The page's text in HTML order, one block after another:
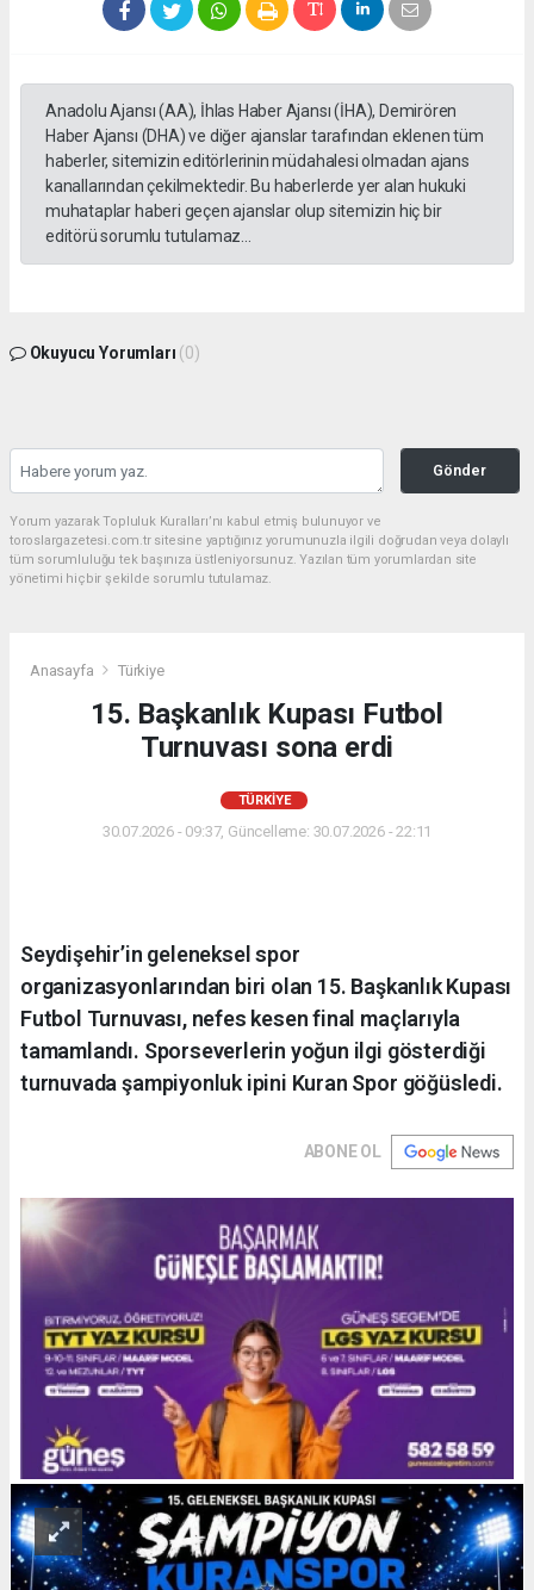
Anadolu Ajansı (AA), İhlas Haber Ajansı (İHA), Demirören
Haber Ajansı (DHA) ve diğer ajanslar tarafından eklenen tüm
haberler, sitemizin editörlerinin müdahalesi olmadan ajans
kanallarından çekilmektedir. Bu haberlerde yer alan hukuki
muhataplar haberi geçen ajanslar olup sitemizin hiç bir
editörü sorumlu tutulamaz...
Okuyucu Yorumları (0)
Gönder
Yorum yazarak Topluluk Kuralları’nı kabul etmiş bulunuyor ve
toroslargazetesi.com.tr sitesine yaptığınız yorumunuzla ilgili doğrudan veya dolaylı
tüm sorumluluğu tek başınıza üstleniyorsunuz. Yazılan tüm yorumlardan site
yönetimi hiçbir şekilde sorumlu tutulamaz.
Anasayfa Türkiye
15. Başkanlık Kupası Futbol
Turnuvası sona erdi
TÜRKIYE
30.07.2026 - 09:37, Güncelleme: 30.07.2026 - 22:11
Seydişehir’in geleneksel spor
organizasyonlarından biri olan 15. Başkanlık Kupası
Futbol Turnuvası, nefes kesen final maçlarıyla
tamamlandı. Sporseverlerin yoğun ilgi gösterdiği
turnuvada şampiyonluk ipini Kuran Spor göğüsledi.
ABONE OL